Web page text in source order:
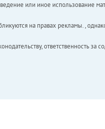
или иное использование
на правах рекламы. ,
ответственность за